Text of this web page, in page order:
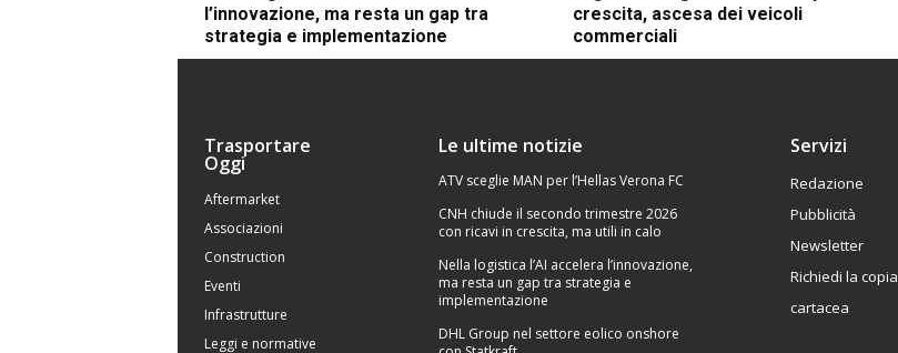
l’innovazione, ma resta un gap tra
strategia e implementazione
crescita, ascesa dei veicoli
commerciali
Trasportare
Oggi
Aftermarket
Associazioni
Construction
Eventi
Infrastrutture
Leggi e normative
Le ultime notizie
ATV sceglie MAN per l’Hellas Verona FC
CNH chiude il secondo trimestre 2026
con ricavi in crescita, ma utili in calo
Nella logistica l’AI accelera l’innovazione,
ma resta un gap tra strategia e
implementazione
DHL Group nel settore eolico onshore
Servizi
Redazione
Pubblicità
Newsletter
Richiedi la copia
cartacea